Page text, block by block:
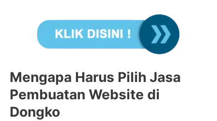
Mengapa Harus Pilih Jasa
Pembuatan Website di
Dongko